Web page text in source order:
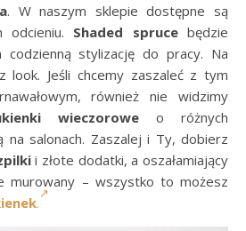
. W naszym sklepie dostępne są
Shaded sprucebędzie
stylizację do pracy. Na
look. Jeśli chcemy zaszaleć z tym
również nie widzimy
wieczorowe o różnych
na salonach. Zaszalej i Ty, dobierz
i złote dodatki, a oszałamiający
murowany – wszystko to możesz
.